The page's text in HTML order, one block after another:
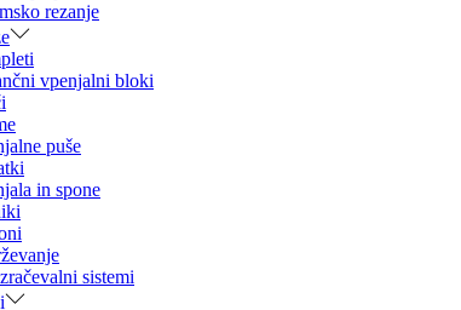
rezanje
vpenjalni bloki
puše
in spone
sistemi